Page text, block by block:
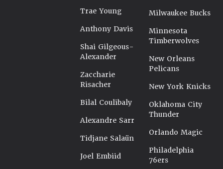
Trae Young
Anthony Davis
Shai Gilgeous-
Alexander
Zaccharie
Risacher
Bilal Coulibaly
Alexandre Sarr
Tidjane Salaün
Joel Embiid
Milwaukee Bucks
Minnesota
Timberwolves
New Orleans
Pelicans
New York Knicks
Oklahoma City
Thunder
Orlando Magic
Philadelphia
76ers